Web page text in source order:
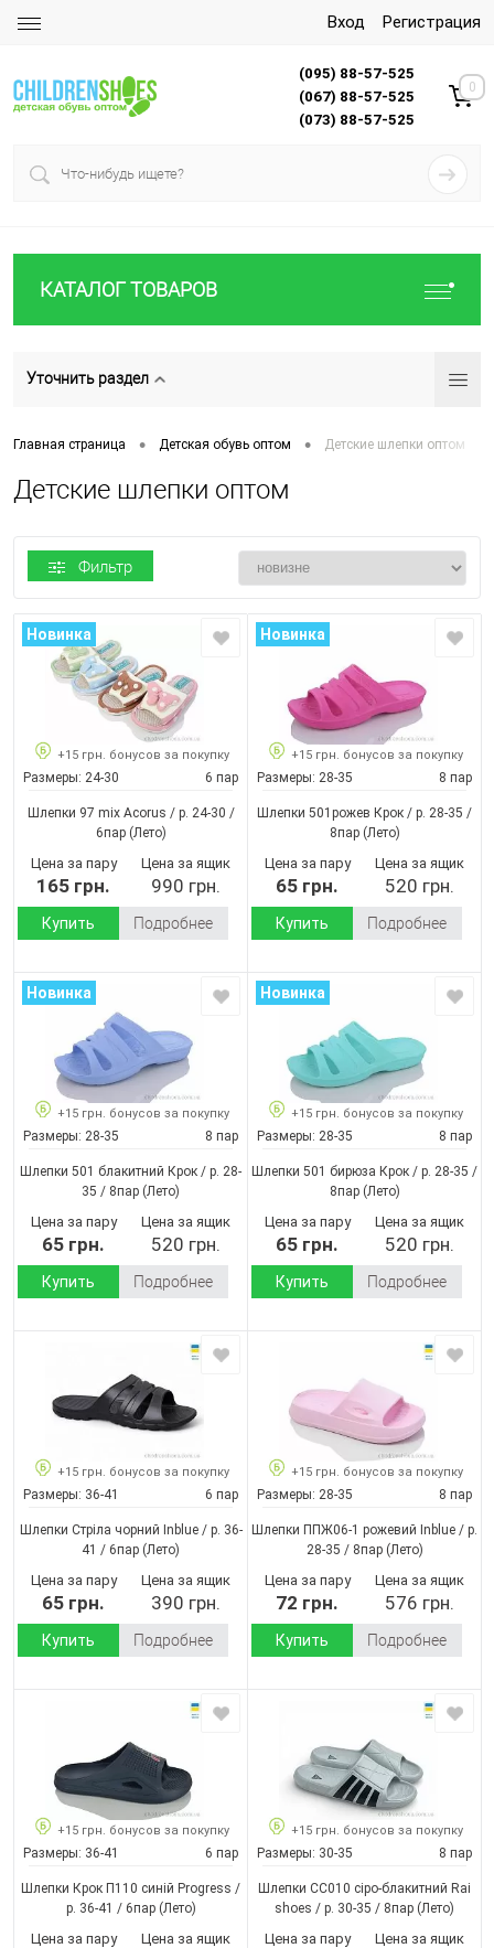
Вход Регистрация
(095) 88-57-525
(067) 88-57-525
(073) 88-57-525
0
КАТАЛОГ ТОВАРОВ
Уточнить раздел
Главная страница • Детская обувь оптом • Детские шлепки оптом
Детские шлепки оптом
Фильтр
Новинка
+15 грн. бонусов за покупку
Размеры: 24-30 6 пар
Шлепки 97 mix Acorus / p. 24-30 /
6пар(Лето)
Цена за пару
165 грн.
Цена за ящик
990 грн.
Купить Подробнее
Новинка
+15 грн. бонусов за покупку
Размеры: 28-35 8 пар
Шлепки 501рожев Крок / p. 28-35 /
8пар(Лето)
Цена за пару
65 грн.
Цена за ящик
520 грн.
Купить Подробнее
Новинка
+15 грн. бонусов за покупку
Размеры: 28-35 8 пар
Шлепки 501 блакитний Крок / p. 28-
35 / 8пар (Лето)
Цена за пару
65 грн.
Цена за ящик
520 грн.
Купить Подробнее
Новинка
+15 грн. бонусов за покупку
Размеры: 28-35 8 пар
Шлепки 501 бирюза Крок / p. 28-35 /
8пар(Лето)
Цена за пару
65 грн.
Цена за ящик
520 грн.
Купить Подробнее
+15 грн. бонусов за покупку
Размеры: 36-41 6 пар
Шлепки Стріла чорний Inblue / p. 36-
41 / 6пар (Лето)
Цена за пару
65 грн.
Цена за ящик
390 грн.
Купить Подробнее
+15 грн. бонусов за покупку
Размеры: 28-35 8 пар
Шлепки ППЖ06-1 рожевий Inblue / p.
28-35 / 8пар(Лето)
Цена за пару
72 грн.
Цена за ящик
576 грн.
Купить Подробнее
+15 грн. бонусов за покупку
Размеры: 36-41 6 пар
Шлепки Крок П110 синій Progress /
p. 36-41 / 6пар(Лето)
Цена за пару Цена за ящик
+15 грн. бонусов за покупку
Размеры: 30-35 8 пар
Шлепки CC010 сіро-блакитний Rai
shoes / p. 30-35 / 8пар (Лето)
Цена за пару Цена за ящик